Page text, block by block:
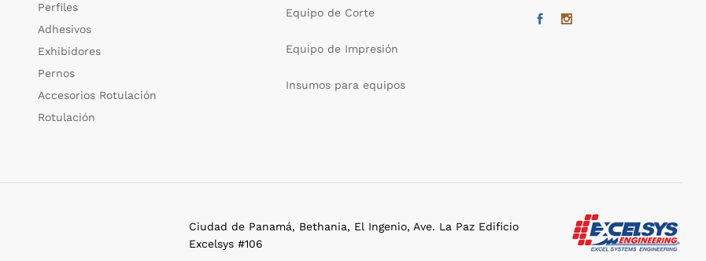
Perfiles
Adhesivos
Exhibidores
Pernos
Accesorios Rotulación
Rotulación
Equipo de Corte
Equipo de Impresión
Insumos para equipos
Ciudad de Panamá, Bethania, El Ingenio, Ave. La Paz Edificio
Excelsys #106